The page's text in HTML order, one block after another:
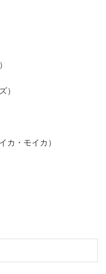
）
カ・モイカ）